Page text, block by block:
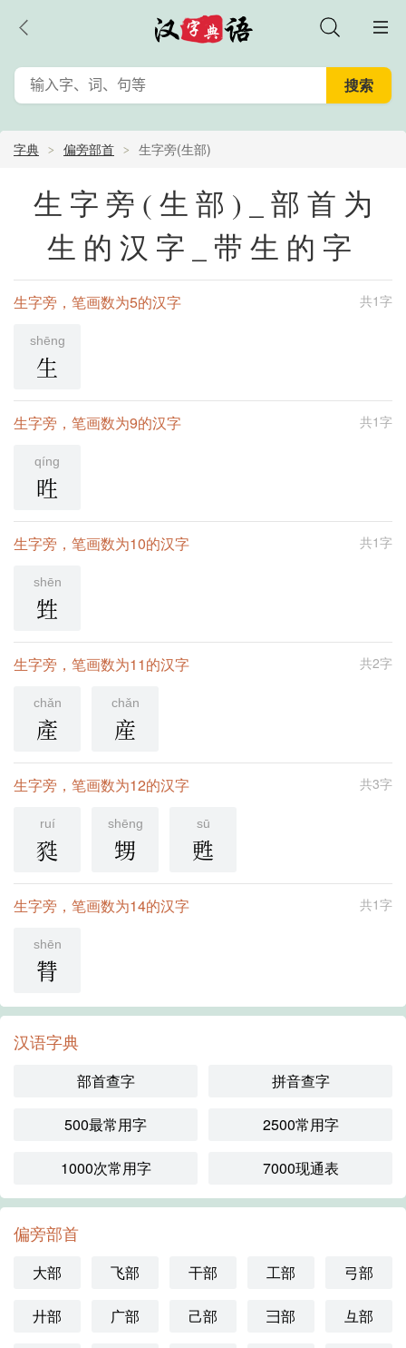
字典 偏旁部首 生字旁(生部)
生字旁(生部)_部首为
生的汉字_带生的字
共1字
生字旁，笔画数为5的汉字
shēng
生
共1字
生字旁，笔画数为9的汉字
qíng
甠
共1字
生字旁，笔画数为10的汉字
shēn
甡
共2字
生字旁，笔画数为11的汉字
chǎn
產
chǎn
産
共3字
生字旁，笔画数为12的汉字
ruí
甤
shēng
甥
sū
甦
共1字
生字旁，笔画数为14的汉字
shēn
甧
汉语字典
部首查字 拼音查字
500最常用字 2500常用字
1000次常用字 7000现通表
偏旁部首
大部 飞部 干部 工部 弓部
廾部 广部 己部 彐部 彑部